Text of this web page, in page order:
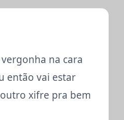
na cara
então vai estar
xifre pra bem